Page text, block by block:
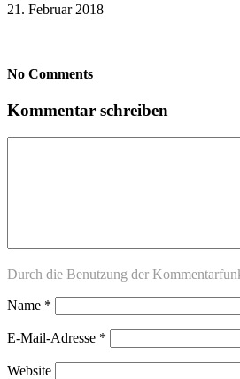
21. Februar 2018
No Comments
Kommentar schreiben
Durch die Benutzung der
Name *
E-Mail-Adresse *
Website